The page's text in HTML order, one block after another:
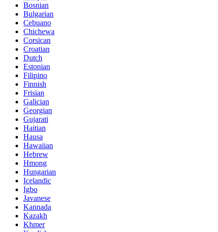
Bosnian
Bulgarian
Cebuano
Chichewa
Corsican
Croatian
Dutch
Estonian
Filipino
Finnish
Frisian
Galician
Georgian
Gujarati
Haitian
Hausa
Hawaiian
Hebrew
Hmong
Hungarian
Icelandic
Igbo
Javanese
Kannada
Kazakh
Khmer